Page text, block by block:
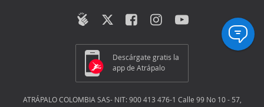
Descárgate gratis la
app de Atrápalo
ATRÁPALO COLOMBIA SAS- NIT: 900 413 476-1 Calle 99 No 10 - 57,